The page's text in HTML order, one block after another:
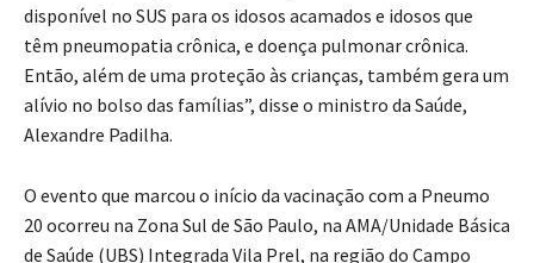
disponível no SUS para os idosos acamados e idosos que
têm pneumopatia crônica, e doença pulmonar crônica.
Então, além de uma proteção às crianças, também gera um
alívio no bolso das famílias”, disse o ministro da Saúde,
Alexandre Padilha.
O evento que marcou o início da vacinação com a Pneumo
20 ocorreu na Zona Sul de São Paulo, na AMA/Unidade Básica
de Saúde (UBS) Integrada Vila Prel, na região do Campo